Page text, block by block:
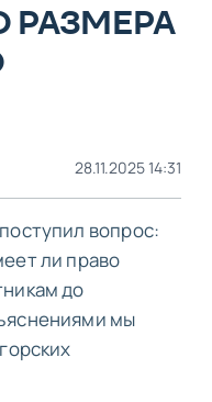
РАЗМЕРА
28.11.2025 14:31
вопрос:
ли право
до
мы